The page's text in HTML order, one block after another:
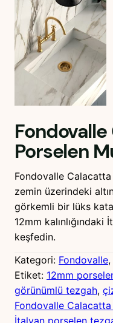
Porselen
Fondovalle
zemin üzerindeki
görkemli bir lüks
12mm
keşfedin.
Kategori: Fondovalle,
Etiket: 12mm
görünümlü tezgah,
Fondovalle